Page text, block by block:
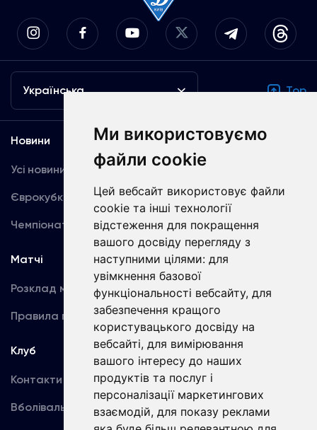
Ми використовуємо
файли cookie
Цей вебсайт використовує файли
cookie та інші технології
відстеження для покращення
вашого досвіду перегляду з
наступними цілями: для
увімкнення базової
функціональності вебсайту, для
забезпечення кращого
користувацького досвіду на
вебсайті, для вимірювання
вашого інтересу до наших
продуктів та послуг і
персоналізації маркетингових
взаємодій, для показу реклами
Українська Top
Новини
Усі новини
Єврокубки
Чемпіонат України
Медіа
Динамо TV
Фотогалерея
Акредитація
Матчі
Розклад матчів
Правила поведінки
Команда
Перша команда
U19
Клуб
Контакти
Вболівальникам